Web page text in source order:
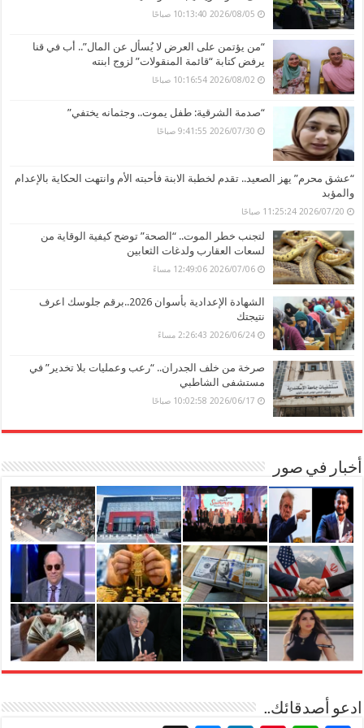
2026/08/05 10:13:40 صباحًا
“من يؤتمن على العرض لا يُسأل عن المال”.. أب في قنا
يرفض كتابة “قائمة المنقولات” لزوج ابنته
2026/08/02 10:16:54 صباحًا
“صدمة الشرقية: طفل يموت.. وجثمانه يختفي”
2026/07/30 9:41:55 صباحًا
“عشق محرم” يهز الصعيد.. تقدم لخطبة الابنة فأحبته الأم وانتهت الحكاية بالإعدام
والمؤبد
2026/07/20 11:25:24 صباحًا
لتجنب خطر الموت.. “الصحة” توضح كيفية الوقاية من
لسعات العقارب ولدغات الثعابين
2026/07/06 12:49:06 مساءً
الشهادة الإعدادية بأسوان 2026..برقم جلوسك اعرف
نتيجتك
2026/06/24 2:26:43 مساءً
صرخة من خلف الجدران.. “رعب وعمليات بلا تخدير” في
مستشفى الشاطبي
2026/06/17 10:02:58 صباحًا
أخبار في صور
ادعو أصدقائك..